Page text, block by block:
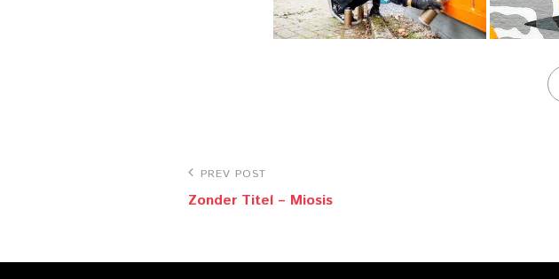
Bericht
navigatie
Previous
Post
PREV POST
Zonder Titel – Miosis